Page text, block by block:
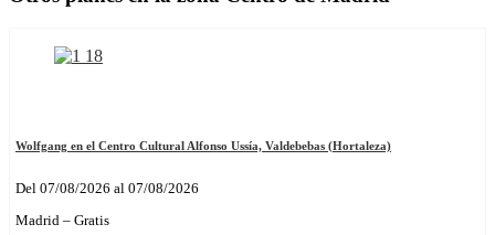
Wolfgang en el Centro Cultural Alfonso Ussía, Valdebebas (Hortaleza)
Del 07/08/2026 al 07/08/2026
Madrid – Gratis